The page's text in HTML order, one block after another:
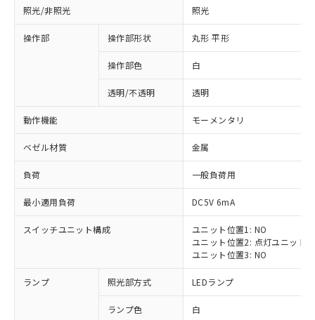
照光/非照光 照光
操作部 操作部形状 丸形 平形
操作部色 白
透明/不透明 透明
動作機能 モーメンタリ
ベゼル材質 金属
負荷 一般負荷用
最小適用負荷 DC5V 6mA
スイッチユニット構成
ユニット位置1: NO
ユニット位置2: 点灯ユニット
ユニット位置3: NO
ランプ 照光部方式 LEDランプ
ランプ色 白